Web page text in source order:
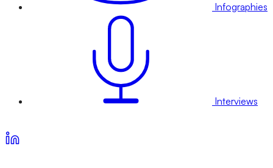
Infographies
Interviews